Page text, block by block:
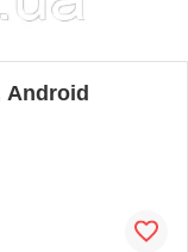
Android